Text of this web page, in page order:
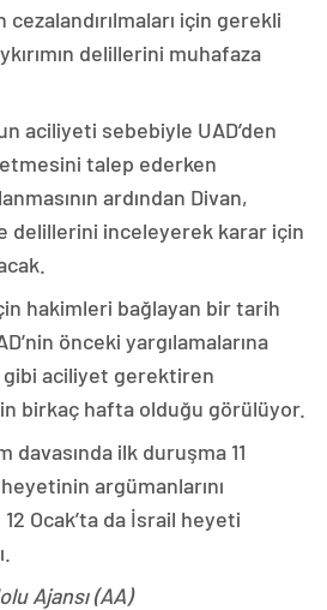
cezalandırılmaları için gerekli
delillerini muhafaza
aciliyeti sebebiyle UAD’den
talep ederken
ardından Divan,
delillerini inceleyerek karar için
hakimleri bağlayan bir tarih
önceki yargılamalarına
gibi aciliyet gerektiren
birkaç hafta olduğu görülüyor.
davasında ilk duruşma 11
argümanlarını
Ocak’ta da İsrail heyeti
Ajansı (AA)